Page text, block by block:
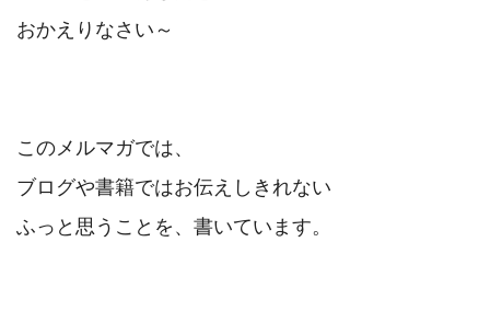
おかえりなさい～
このメルマガでは、
ブログや書籍ではお伝えしきれない
ふっと思うことを、書いています。